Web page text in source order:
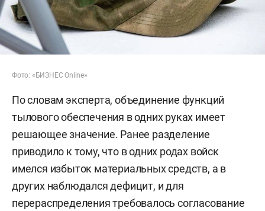
Фото: «БИЗНЕС Online»
По словам эксперта, объединение функций
тылового обеспечения в одних руках имеет
решающее значение. Ранее разделение
приводило к тому, что в одних родах войск
имелся избыток материальных средств, а в
других наблюдался дефицит, и для
перераспределения требовалось согласование